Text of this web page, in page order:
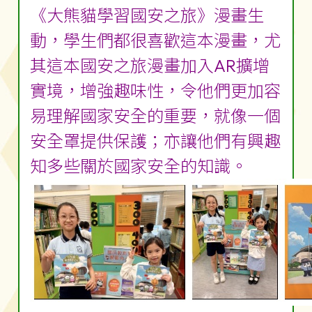
《大熊貓學習國安之旅》漫畫生
動，學生們都很喜歡這本漫畫，尤
其這本國安之旅漫畫加入AR擴增
實境，增強趣味性，令他們更加容
易理解國家安全的重要，就像一個
安全罩提供保護；亦讓他們有興趣
知多些關於國家安全的知識。